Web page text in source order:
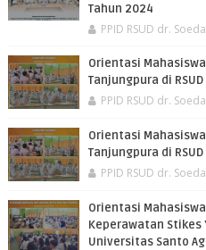
Tahun 2024
PPID RSUD dr.
Orientasi
Tanjungpura di
PPID RSUD dr.
Orientasi
Tanjungpura di
PPID RSUD dr.
Orientasi
Keperawatan Stikes
Universitas Santo